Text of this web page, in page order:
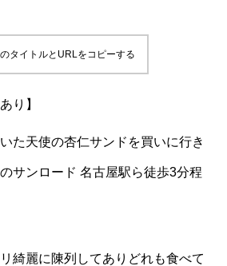
タイトルとURLをコピーする
り】
た天使の杏仁サンドを買いに行き
サンロード 名古屋駅ら徒歩3分程
綺麗に陳列してありどれも食べて